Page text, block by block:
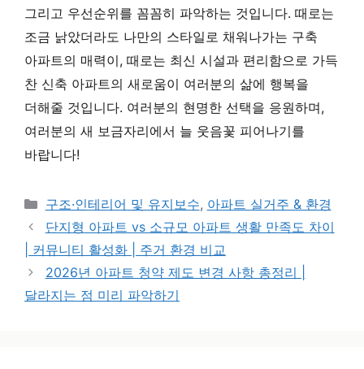
그리고 우선순위를 꼼꼼히 파악하는 것입니다. 때로는
조금 낡았더라도 나만의 스타일로 채워나가는 구축
아파트의 매력이, 때로는 최신 시설과 편리함으로 가득
찬 신축 아파트의 새로움이 여러분의 삶에 행복을
더해줄 것입니다. 여러분의 현명한 선택을 응원하며,
여러분의 새 보금자리에서 늘 웃음꽃 피어나기를
바랍니다!
카테고리
구조·인테리어 및 유지보수, 아파트 실거주 & 환경
단지형 아파트 vs 소규모 아파트 생활 만족도 차이
| 커뮤니티 활성화 | 주거 환경 비교
2026년 아파트 청약 제도 변경 사항 총정리 |
달라지는 점 미리 파악하기